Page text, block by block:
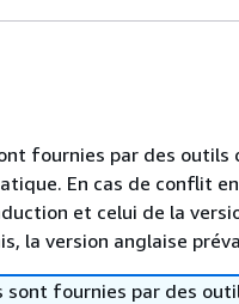
fournies par des outils
En cas de conflit
et celui de la
la version anglaise
sont fournies par des